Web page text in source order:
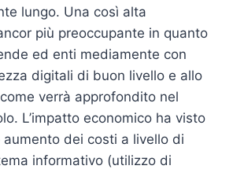
lungo. Una così alta
più preoccupante in quanto
ed enti mediamente con
digitali di buon livello e allo
verrà approfondito nel
L’impatto economico ha visto
dei costi a livello di
informativo (utilizzo di